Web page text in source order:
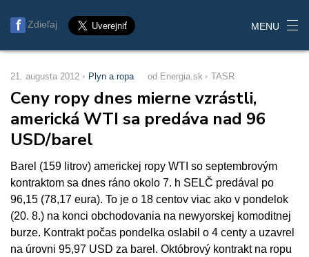
Zdieľaj MENU
21. augusta 2012 Plyn a ropa od Energia.sk TASR
Ceny ropy dnes mierne vzrástli,
americká WTI sa predáva nad 96
USD/barel
Barel (159 litrov) americkej ropy WTI so septembrovým
kontraktom sa dnes ráno okolo 7. h SELČ predával po
96,15 (78,17 eura). To je o 18 centov viac ako v pondelok
(20. 8.) na konci obchodovania na newyorskej komoditnej
burze. Kontrakt počas pondelka oslabil o 4 centy a uzavrel
na úrovni 95,97 USD za barel. Októbrový kontrakt na ropu